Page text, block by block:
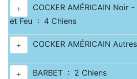
+
COCKER AMÉRICAIN Noir
et Feu : 4 Chiens
+ COCKER AMÉRICAIN
+ BARBET : 2 Chiens